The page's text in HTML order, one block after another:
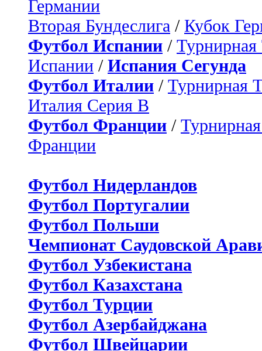
Германии
Вторая Бундеслига / Кубок
Футбол Испании / Турнирная
Испании / Испания Сегунда
Футбол Италии / Турнирная
Италия Серия B
Футбол Франции /
Франции
Футбол Нидерландов
Футбол Португалии
Футбол Польши
Чемпионат Саудовской
Футбол Узбекистана
Футбол Казахстана
Футбол Турции
Футбол Азербайджана
Футбол Швейцарии